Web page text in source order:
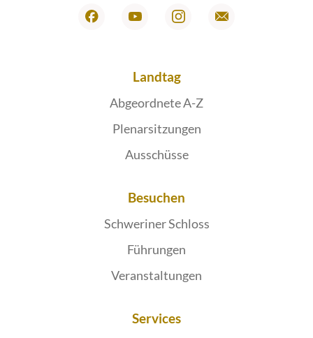
Landtag
Abgeordnete A-Z
Plenarsitzungen
Ausschüsse
Besuchen
Schweriner Schloss
Führungen
Veranstaltungen
Services